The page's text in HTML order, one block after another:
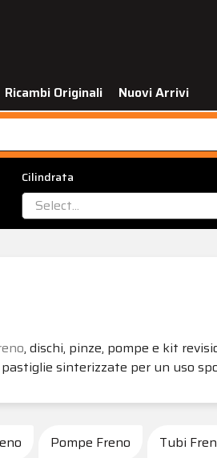
Ricambi Originali Nuovi Arrivi
Cilindrata
Select...
, dischi, pinze, pompe e kit
sinterizzate per un uso
Pompe Freno Tubi